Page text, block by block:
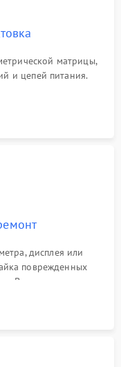
матрицы,
и цепей питания.
памяти и
SMD-компонентов
дисплея или
поврежденных
Восстановление
элементов